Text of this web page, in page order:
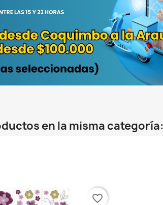
en la misma categoría:
favorite_border